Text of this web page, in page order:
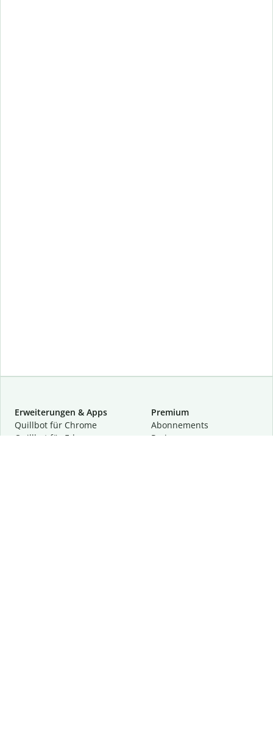
Erweiterungen & Apps
Quillbot für Chrome
Quillbot für Edge
Premium
Abon­ne­ments
Preise